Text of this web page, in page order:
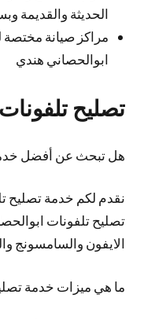
الحديثة والقديمة
مراكز صيانة مختصة
ابوالحصاني هندي
تصليح
هل تبحث عن أفضل
نقدم لكم خدمة تصليح
تصليح تلفونات
الايفون والسامسونج
ما هي ميزات خدمة